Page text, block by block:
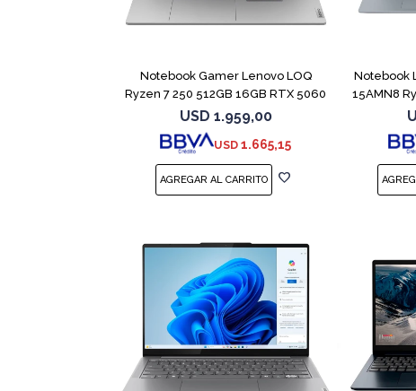
Notebook Gamer Lenovo LOQ
Ryzen 7 250 512GB 16GB RTX 5060
USD 1.959,00
USD 1.665,15
Notebook
15AMN8